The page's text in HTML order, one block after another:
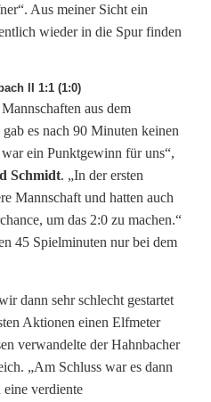
Aus meiner Sicht ein
wieder in die Spur finden
II 1:1 (1:0)
aus dem
es nach 90 Minuten keinen
ein Punktgewinn für uns“,
Schmidt. „In der ersten
Mannschaft und hatten auch
um das 2:0 zu machen.“
45 Spielminuten nur bei dem
dann sehr schlecht gestartet
Aktionen einen Elfmeter
verwandelte der Hahnbacher
„Am Schluss war es dann
eine verdiente